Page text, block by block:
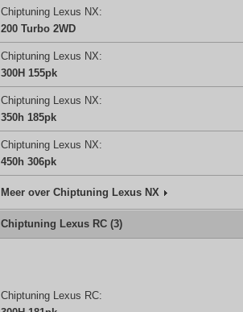
Chiptuning Lexus NX:
200 Turbo 2WD
Chiptuning Lexus NX:
300H 155pk
Chiptuning Lexus NX:
350h 185pk
Chiptuning Lexus NX:
450h 306pk
Meer over Chiptuning Lexus NX
Chiptuning Lexus RC (3)
Chiptuning Lexus RC: